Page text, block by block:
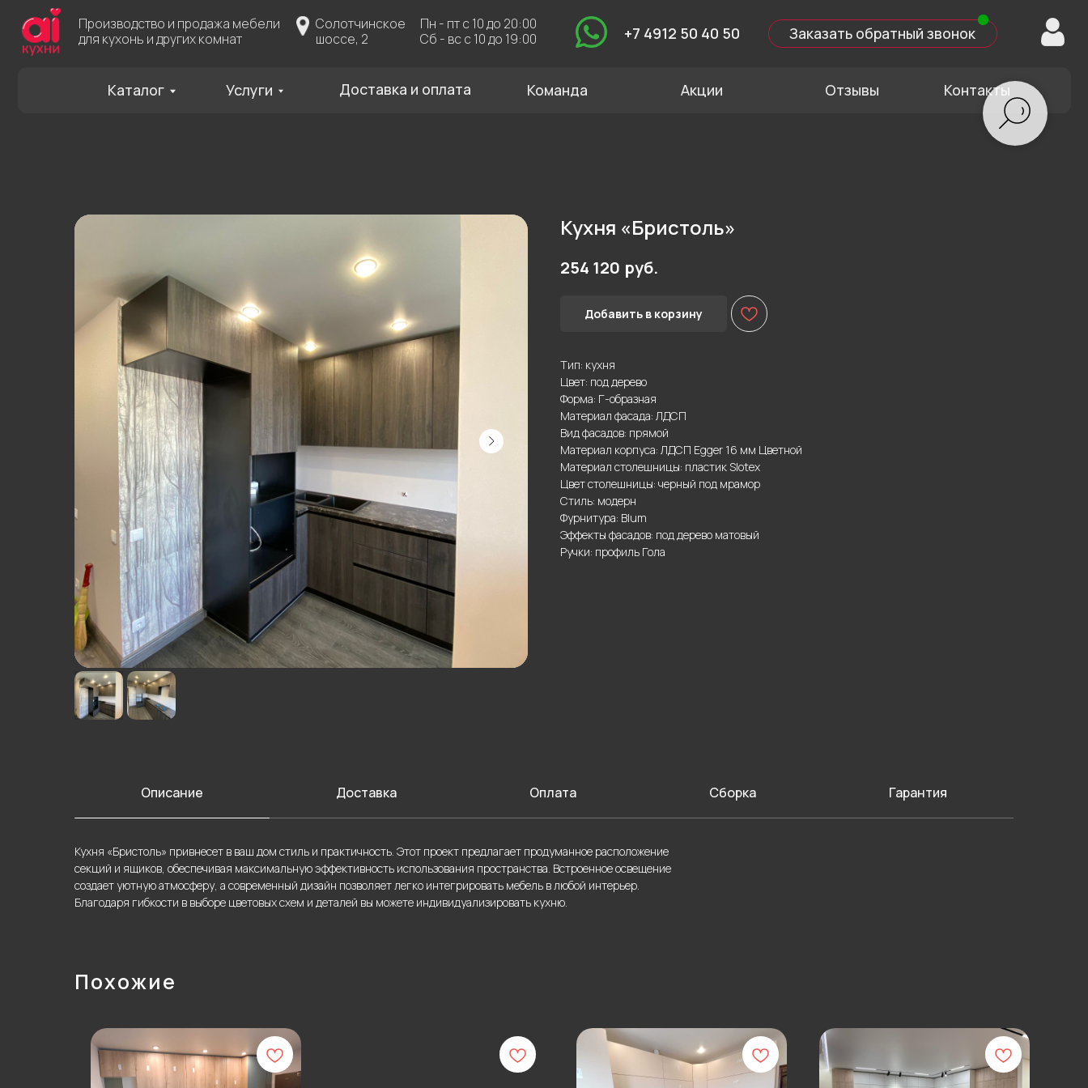
Производство и продажа мебели
для кухонь и других комнат
Солотчинское
шоссе, 2
+7 4912 50 40 50
Пн - пт с 10 до 20:00
Сб - вс с 10 до 19:00
Заказать обратный звонок
Кухня «Бристоль»
254 120 руб.
Добавить в корзину
Тип: кухня
Цвет: под дерево
Форма: Г-образная
Материал фасада: ЛДСП
Вид фасадов: прямой
Материал корпуса: ЛДСП Egger 16 мм Цветной
Материал столешницы: пластик Slotex
Цвет столешницы: черный под мрамор
Стиль: модерн
Фурнитура: Blum
Эффекты фасадов: под дерево матовый
Ручки: профиль Гола
Описание Доставка Оплата Сборка Гарантия
Кухня «Бристоль» привнесет в ваш дом стиль и практичность. Этот проект предлагает продуманное расположение
секций и ящиков, обеспечивая максимальную эффективность использования пространства. Встроенное освещение
создает уютную атмосферу, а современный дизайн позволяет легко интегрировать мебель в любой интерьер.
Благодаря гибкости в выборе цветовых схем и деталей вы можете индивидуализировать кухню.
Похожие